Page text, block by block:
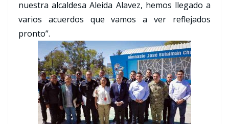
nuestra alcaldesa Aleida Alavez, hemos llegado a
varios acuerdos que vamos a ver reflejados
pronto”.